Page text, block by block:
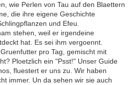
wie Perlen von Tau auf den Blaettern
die ihre eigene Geschichte
und Efeu.
stehen, weil er irgendeine
hat. Es sei ihm vergoennt.
pro Tag, gemischt mit
Ploetzlich ein "Psst!" Unser Guide
fluestert er uns zu. Wir haben
immer. Un da sehen wir sie auch